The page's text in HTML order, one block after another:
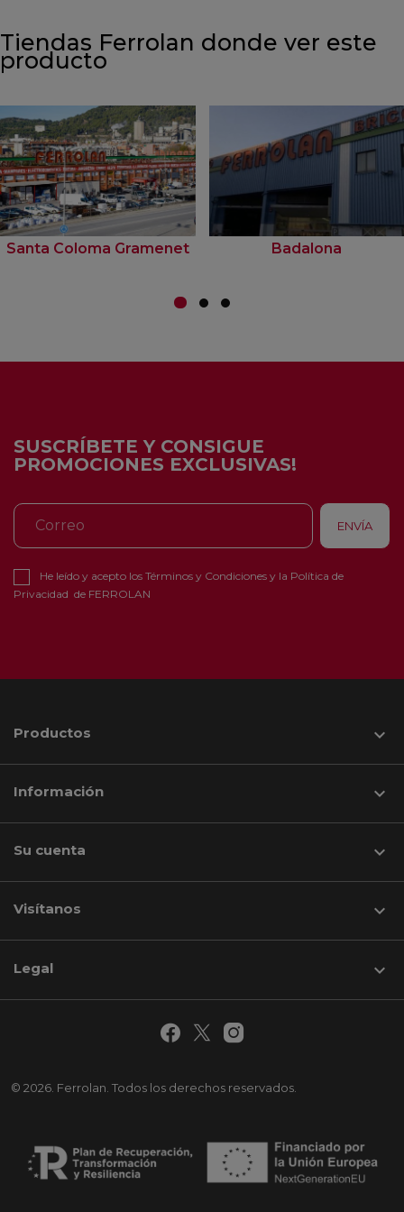
Tiendas Ferrolan donde ver este
producto
Santa Coloma Gramenet Badalona
SUSCRÍBETE Y CONSIGUE
PROMOCIONES EXCLUSIVAS!
He leído y acepto los Términos y Condiciones y la Política de
Privacidad de FERROLAN
Productos 
Información 
Su cuenta 
Visítanos keyboard_arrow_down
© 2026. Ferrolan. Todos los derechos reservados.
Legal 